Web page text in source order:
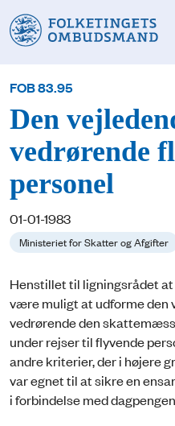
FOB 83.95
Den
vedrørende
personel
01-01-1983
Ministeriet for Skatter og Afgifter
Henstillet til ligningsrådet
være muligt at udforme den
vedrørende den
under rejser til flyvende
andre kriterier, der i højere
var egnet til at sikre en
i forbindelse med